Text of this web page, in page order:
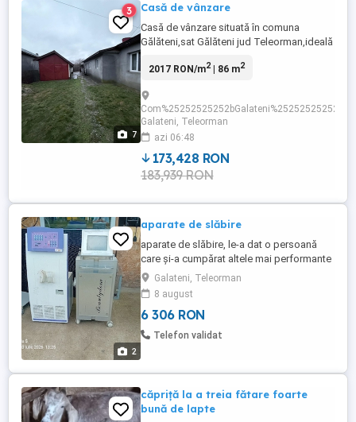
7
3 Casă de vânzare
Casă de vânzare situată în comuna
Gălăteni,sat Gălăteni jud Teleorman,ideală
camere;3holuri;bucătărie și baie ! Anexa
Curte generoasă și spațiu ptr grădină și alte
amenajări! Preț 33 000 euro negociabil!
2017 RON/m2| 86 m2
Com%25252525252bGalateni%25252525252b,
Galateni, Teleorman
azi 06:48
173,428 RON
183,939 RON
2
aparate de slăbire
aparate de slăbire, le-a dat o persoană
care și-a cumpărat altele mai performante
, aparatele sunt funcționale
Galateni, Teleorman
8 august
6 306 RON
Telefon validat
căpriță la a treia fătare foarte
bună de lapte